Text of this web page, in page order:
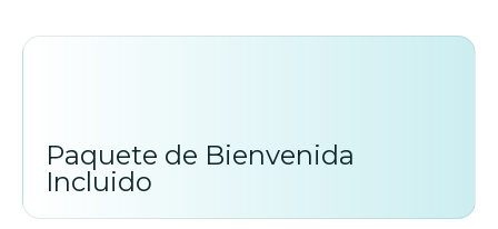
Paquete de Bienvenida
Incluido